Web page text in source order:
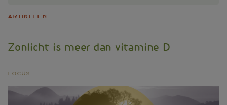
Artikelen
Zonlicht is meer dan vitamine D
Focus